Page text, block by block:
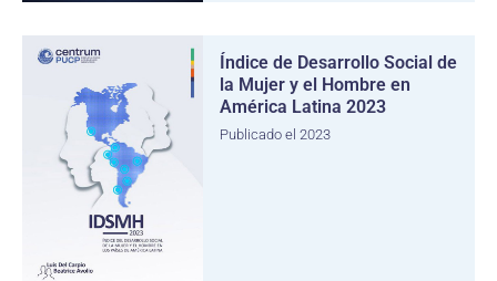
Índice de Desarrollo Social de
la Mujer y el Hombre en
América Latina 2023
Publicado el 2023